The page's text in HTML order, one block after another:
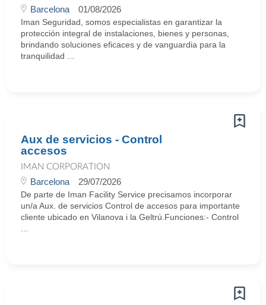
Barcelona 01/08/2026
Iman Seguridad, somos especialistas en garantizar la
protección integral de instalaciones, bienes y personas,
brindando soluciones eficaces y de vanguardia para la
tranquilidad ...
Aux de servicios - Control
accesos
IMAN CORPORATION
Barcelona 29/07/2026
De parte de Iman Facility Service precisamos incorporar
un/a Aux. de servicios Control de accesos para importante
cliente ubicado en Vilanova i la Geltrú.Funciones:- Control